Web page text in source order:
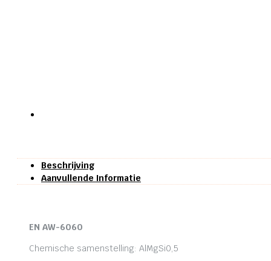
Beschrijving
Aanvullende Informatie
EN AW-6060
Chemische samenstelling: AlMgSi0,5